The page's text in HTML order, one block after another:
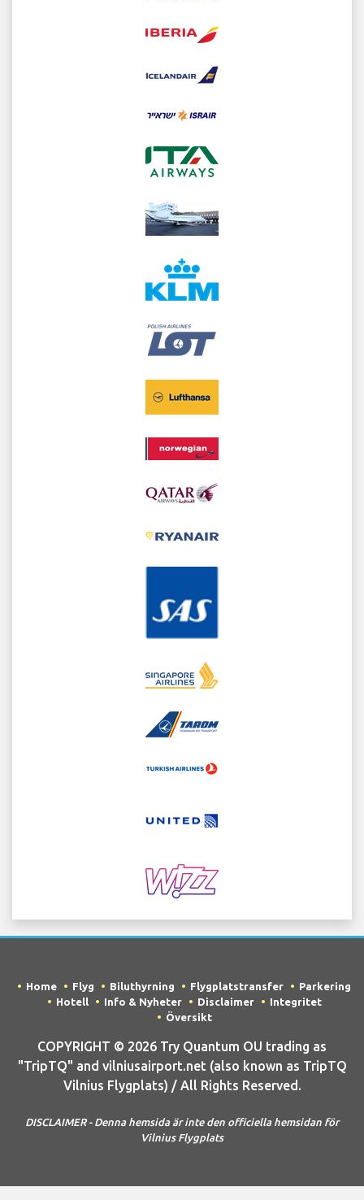
Home Flyg Biluthyrning Flygplatstransfer
Parkering
Hotell
Info & Nyheter Disclaimer
Integritet
Översikt
COPYRIGHT © 2026 Try Quantum OU trading as
"TripTQ" and vilniusairport.net (also known as TripTQ
Vilnius Flygplats) / All Rights Reserved.
DISCLAIMER - Denna hemsida är inte den officiella hemsidan för
Vilnius Flygplats